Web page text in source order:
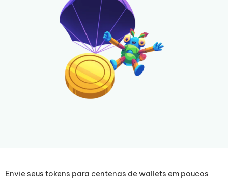
Envie seus tokens para centenas de wallets em poucos